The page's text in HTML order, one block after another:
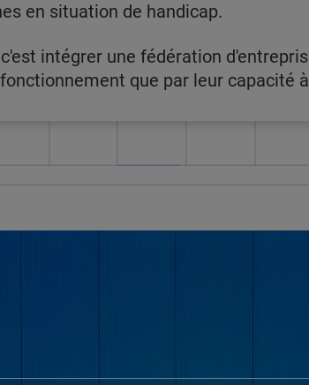
en situation de handicap.
c'est intégrer une fédération
que par leur capacité